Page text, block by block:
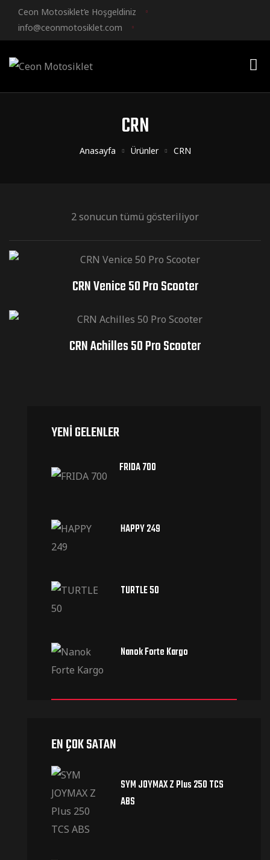
Ceon Motosiklet’e Hoşgeldiniz
info@ceonmotosiklet.com
CRN
Anasayfa Ürünler CRN
2 sonucun tümü gösteriliyor
CRN Venice 50 Pro Scooter
CRN Achilles 50 Pro Scooter
YENI GELENLER
FRIDA 700
HAPPY 249
TURTLE 50
Nanok Forte Kargo
EN ÇOK SATAN
SYM JOYMAX Z Plus 250 TCS
ABS